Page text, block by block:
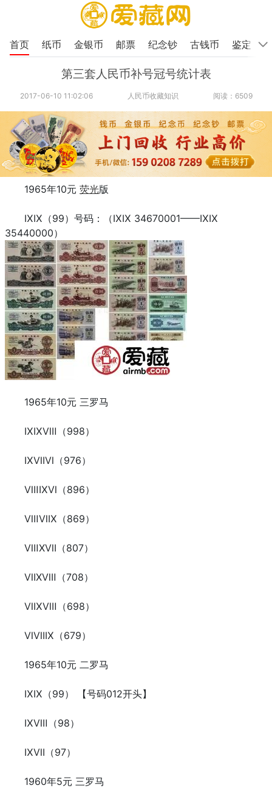
首页 纸币 金银币 邮票 纪念钞 古钱币 鉴定
第三套人民币补号冠号统计表
2017-06-10 11:02:06 人民币收藏知识 阅读：6509
1965年10元 荧光版
ⅨⅨ（99）号码：（ⅨⅨ 34670001——ⅨⅨ
35440000）
1965年10元 三罗马
ⅨⅨⅧ（998）
ⅨⅦⅥ（976）
ⅧⅨⅥ（896）
ⅧⅥⅨ（869）
ⅧⅩⅦ（807）
ⅦⅩⅧ（708）
ⅥⅨⅧ（698）
ⅥⅦⅨ（679）
1965年10元 二罗马
ⅨⅨ（99） 【号码012开头】
ⅨⅧ（98）
ⅨⅦ（97）
1960年5元 三罗马